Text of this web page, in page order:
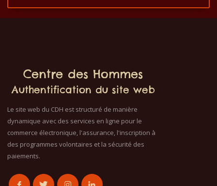
Centre des Hommes
Authentification du site web
Le site web du CDH est structuré de manière
dynamique avec des services en ligne pour le
commerce électronique, l'assurance, l'inscription à
des programmes volontaires et la sécurité des
paiements.